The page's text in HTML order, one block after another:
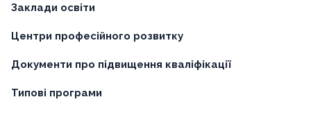
Заклади освіти
Центри професійного розвитку
Документи про підвищення кваліфікації
Типові програми